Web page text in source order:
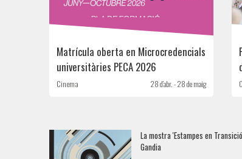
Matrícula oberta en Microcredencials
universitàries PECA 2026
Cinema 28 d’abr. - 28 de maig
La mostra 'Estampes en
Gandia